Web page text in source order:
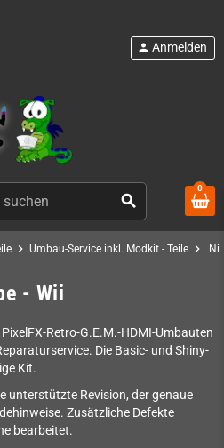
search
person Anmelden
0
chevron_right Umbau-Service inkl. Modkit - Teile chevron_right
- Wii
Retro-G.E.M.-HDMI-Umbauten
Die Basic- und Shiny-
Kit.
unterstützte Revision, der genaue
Zusätzliche Defekte
bearbeitet.